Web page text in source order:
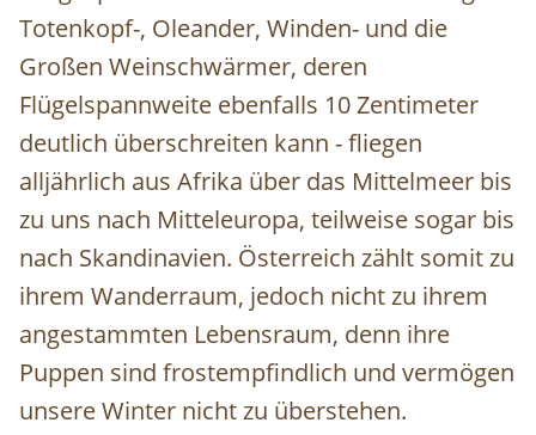
Totenkopf-, Oleander, Winden- und die
Großen Weinschwärmer, deren
Flügelspannweite ebenfalls 10 Zentimeter
deutlich überschreiten kann - fliegen
alljährlich aus Afrika über das Mittelmeer bis
zu uns nach Mitteleuropa, teilweise sogar bis
nach Skandinavien. Österreich zählt somit zu
ihrem Wanderraum, jedoch nicht zu ihrem
angestammten Lebensraum, denn ihre
Puppen sind frostempfindlich und vermögen
unsere Winter nicht zu überstehen.